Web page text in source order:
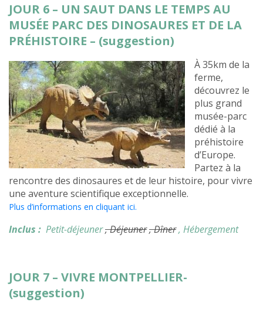
JOUR 6 – UN SAUT DANS LE TEMPS AU
MUSÉE PARC DES DINOSAURES ET DE LA
PRÉHISTOIRE – (suggestion)
À 35km de la
ferme,
découvrez le
plus grand
musée-parc
dédié à la
préhistoire
d’Europe.
Partez à la
rencontre des dinosaures et de leur histoire, pour vivre
une aventure scientifique exceptionnelle.
Plus d’informations en cliquant ici.
Inclus : Petit-déjeuner, Déjeuner, Dîner, Hébergement
JOUR 7 – VIVRE MONTPELLIER-
(suggestion)